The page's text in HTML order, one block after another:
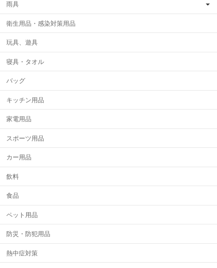
雨具
衛生用品・感染対策用品
玩具、遊具
寝具・タオル
バッグ
キッチン用品
家電用品
スポーツ用品
カー用品
飲料
食品
ペット用品
防災・防犯用品
熱中症対策